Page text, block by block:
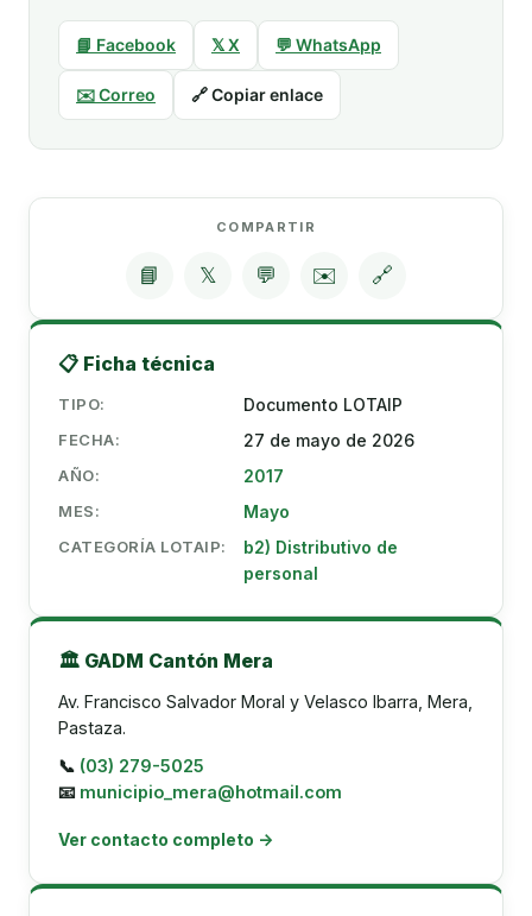
📘 Facebook 𝕏 X 💬 WhatsApp
✉️ Correo 🔗 Copiar enlace
COMPARTIR
📘 𝕏 💬 ✉️ 🔗
📋 Ficha técnica
TIPO: Documento LOTAIP
FECHA: 27 de mayo de 2026
AÑO: 2017
MES: Mayo
CATEGORÍA LOTAIP:
b2) Distributivo de
personal
🏛️ GADM Cantón Mera
Av. Francisco Salvador Moral y Velasco Ibarra, Mera,
Pastaza.
📞 (03) 279-5025
📧 municipio_mera@hotmail.com
Ver contacto completo →